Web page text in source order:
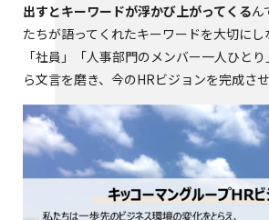
出すとキーワードが浮かび上がってくるん
たちが語ってくれたキーワードを大切にし
「社員」「人事部門のメンバー一人ひと
ら文言を磨き、今のHRビジョンを完成させ